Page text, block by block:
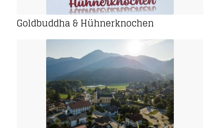
Goldbuddha & Hühnerknochen